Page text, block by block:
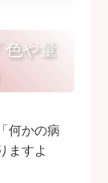
や量
何かの病
ますよ